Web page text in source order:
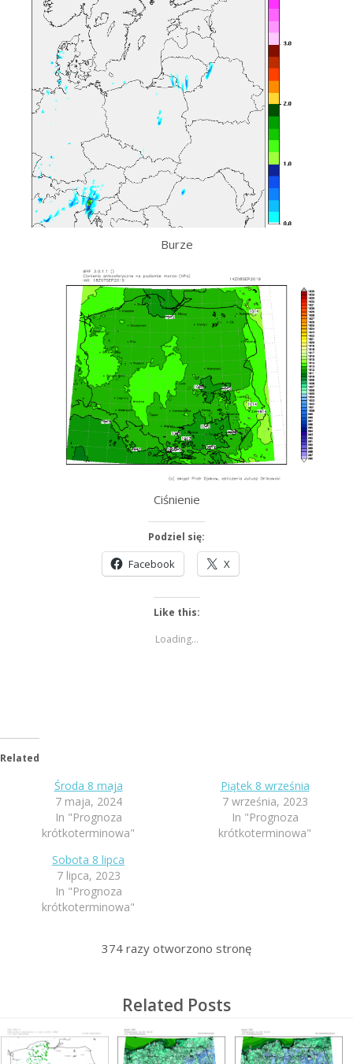
Burze
Ciśnienie
Podziel się:
Facebook X
Like this:
Loading...
Related
Środa 8 maja
7 maja, 2024
In "Prognoza
krótkoterminowa"
Piątek 8 września
7 września, 2023
In "Prognoza
krótkoterminowa"
Sobota 8 lipca
7 lipca, 2023
In "Prognoza
krótkoterminowa"
374 razy otworzono stronę
Related Posts